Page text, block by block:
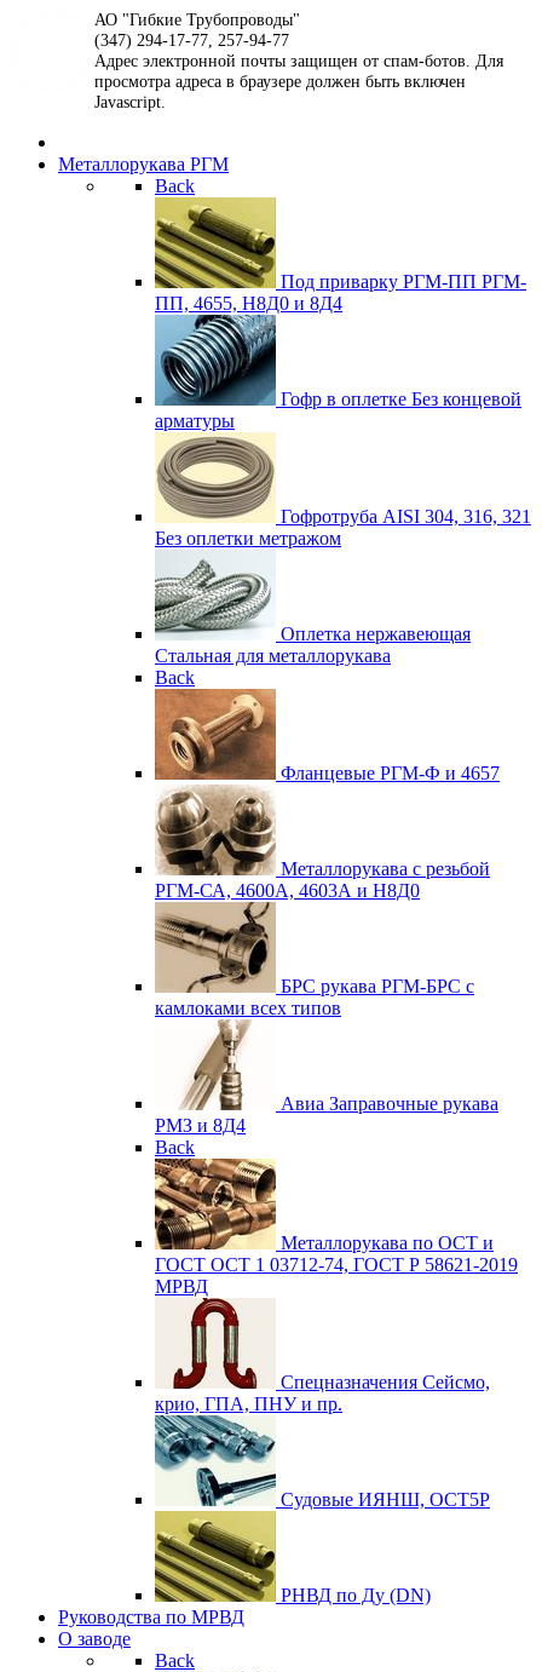
АО "Гибкие Трубопроводы"
(347) 294-17-77, 257-94-77
Адрес электронной почты защищен от спам-ботов. Для
просмотра адреса в браузере должен быть включен
Javascript.
Металлорукава РГМ
Back
Под приварку РГМ-ПП РГМ-
ПП, 4655, Н8Д0 и 8Д4
Гофр в оплетке Без концевой
арматуры
Гофротруба AISI 304, 316, 321
Без оплетки метражом
Оплетка нержавеющая
Стальная для металлорукава
Back
Фланцевые РГМ-Ф и 4657
Металлорукава с резьбой
РГМ-СА, 4600А, 4603А и Н8Д0
БРС рукава РГМ-БРС с
камлоками всех типов
Авиа Заправочные рукава
РМЗ и 8Д4
Back
Металлорукава по ОСТ и
ГОСТ ОСТ 1 03712-74, ГОСТ Р 58621-2019
МРВД
Спецназначения Сейсмо,
крио, ГПА, ПНУ и пр.
Судовые ИЯНШ, ОСТ5Р
РНВД по Ду (DN)
Руководства по МРВД
О заводе
Back